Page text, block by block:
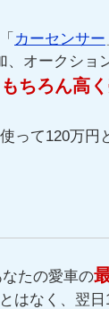
カーセンサー
オークショ
ちろん高く
って120万円
たの愛車の
はなく、翌